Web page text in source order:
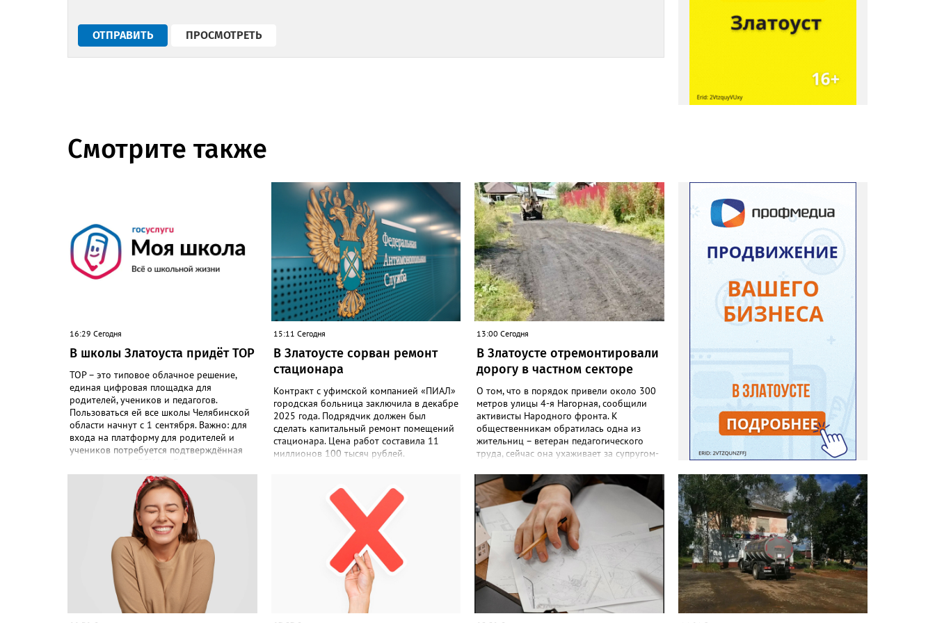
Смотрите также
16:29 Сегодня
В школы Златоуста придёт ТОР
ТОР – это типовое облачное решение,
единая цифровая площадка для
родителей, учеников и педагогов.
Пользоваться ей все школы Челябинской
области начнут с 1 сентября. Важно: для
входа на платформу для родителей и
учеников потребуется подтверждённая
автоматизировать управление
образовательными процессами и
объединить разрозненные школьные
сервисы в одну безопасную
государственную экосистему, - сообщили
в региональном министерстве
образования. - Платформа ТОР “Моя
школа” объединит все школьные сервисы
в единую безопасную государственную
экосистему. Предполагается, что переход
пройдёт максимально комфортно для
пользователей». Привычные функции -
15:11 Сегодня
В Златоусте сорван ремонт
стационара
Контракт с уфимской компанией «ПИАЛ»
городская больница заключила в декабре
2025 года. Подрядчик должен был
сделать капитальный ремонт помещений
стационара. Цена работ составила 11
миллионов 100 тысяч рублей.
соответствии с условиями контракта не
выполнил, в связи с чем заказчик принял
решение об одностороннем отказе от
исполнения обязательств по контракту»,
– сообщили в Челябинском УФАС.
Антимонопольная служба приняла
решение включить ООО «ПИАЛ» в реестр
недобросовестных поставщиков. В
чёрном списке уфимский подрядчик
13:00 Сегодня
В Златоусте отремонтировали
дорогу в частном секторе
О том, что в порядок привели около 300
метров улицы 4-я Нагорная, сообщили
активисты Народного фронта. К
общественникам обратилась одна из
жительниц – ветеран педагогического
труда, сейчас она ухаживает за супругом-
критическом состоянии: скорая тратила
время на объезд разбитого полотна,
такси порой отказывались пробираться к
домам, щадя подвеску, а однажды
реанимация не смогла добраться до
больного. Жители писали в
администрацию города и другие
инстанции, пытались ремонтировать
дорогу своими силами – всё тщетно», –
рассказали в ОНФ. Общественники
подчеркнули: именно они добились,
чтобы участок разровняли и отсыпали.